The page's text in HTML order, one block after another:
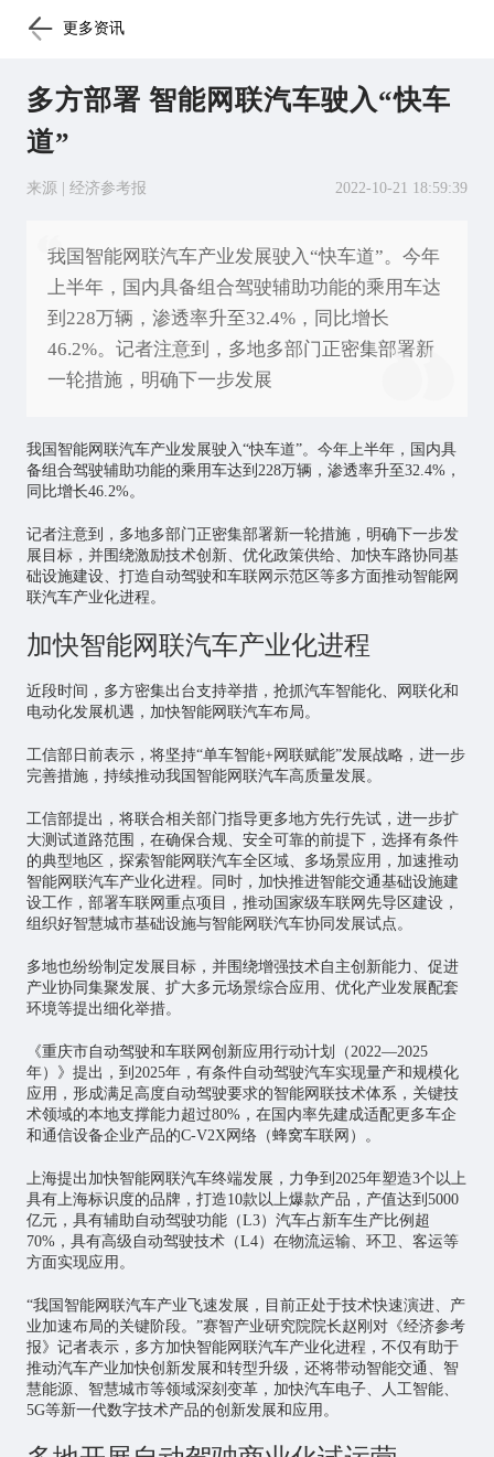
更多资讯
多方部署 智能网联汽车驶入“快车
道”
来源 | 经济参考报 2022-10-21 18:59:39
我国智能网联汽车产业发展驶入“快车道”。今年
上半年，国内具备组合驾驶辅助功能的乘用车达
到228万辆，渗透率升至32.4%，同比增长
46.2%。记者注意到，多地多部门正密集部署新
一轮措施，明确下一步发展
我国智能网联汽车产业发展驶入“快车道”。今年上半年，国内具
备组合驾驶辅助功能的乘用车达到228万辆，渗透率升至32.4%，
同比增长46.2%。
记者注意到，多地多部门正密集部署新一轮措施，明确下一步发
展目标，并围绕激励技术创新、优化政策供给、加快车路协同基
础设施建设、打造自动驾驶和车联网示范区等多方面推动智能网
联汽车产业化进程。
加快智能网联汽车产业化进程
近段时间，多方密集出台支持举措，抢抓汽车智能化、网联化和
电动化发展机遇，加快智能网联汽车布局。
工信部日前表示，将坚持“单车智能+网联赋能”发展战略，进一步
完善措施，持续推动我国智能网联汽车高质量发展。
工信部提出，将联合相关部门指导更多地方先行先试，进一步扩
大测试道路范围，在确保合规、安全可靠的前提下，选择有条件
的典型地区，探索智能网联汽车全区域、多场景应用，加速推动
智能网联汽车产业化进程。同时，加快推进智能交通基础设施建
设工作，部署车联网重点项目，推动国家级车联网先导区建设，
组织好智慧城市基础设施与智能网联汽车协同发展试点。
多地也纷纷制定发展目标，并围绕增强技术自主创新能力、促进
产业协同集聚发展、扩大多元场景综合应用、优化产业发展配套
环境等提出细化举措。
《重庆市自动驾驶和车联网创新应用行动计划（2022—2025
年）》提出，到2025年，有条件自动驾驶汽车实现量产和规模化
应用，形成满足高度自动驾驶要求的智能网联技术体系，关键技
术领域的本地支撑能力超过80%，在国内率先建成适配更多车企
和通信设备企业产品的C-V2X网络（蜂窝车联网）。
上海提出加快智能网联汽车终端发展，力争到2025年塑造3个以上
具有上海标识度的品牌，打造10款以上爆款产品，产值达到5000
亿元，具有辅助自动驾驶功能（L3）汽车占新车生产比例超
70%，具有高级自动驾驶技术（L4）在物流运输、环卫、客运等
方面实现应用。
“我国智能网联汽车产业飞速发展，目前正处于技术快速演进、产
业加速布局的关键阶段。”赛智产业研究院院长赵刚对《经济参考
报》记者表示，多方加快智能网联汽车产业化进程，不仅有助于
推动汽车产业加快创新发展和转型升级，还将带动智能交通、智
慧能源、智慧城市等领域深刻变革，加快汽车电子、
人工智能、
5G等新一代数字技术产品的创新发展和应用。